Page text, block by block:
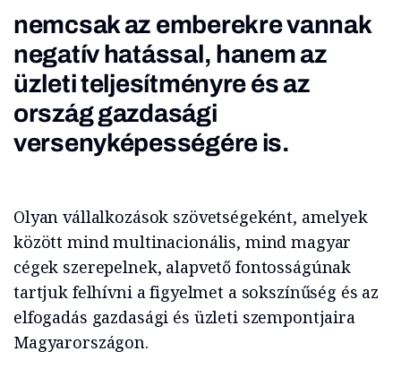
nemcsak az emberekre vannak
negatív hatással, hanem az
üzleti teljesítményre és az
ország gazdasági
versenyképességére is.
Olyan vállalkozások szövetségeként, amelyek
között mind multinacionális, mind magyar
cégek szerepelnek, alapvető fontosságúnak
tartjuk felhívni a figyelmet a sokszínűség és az
elfogadás gazdasági és üzleti szempontjaira
Magyarországon.